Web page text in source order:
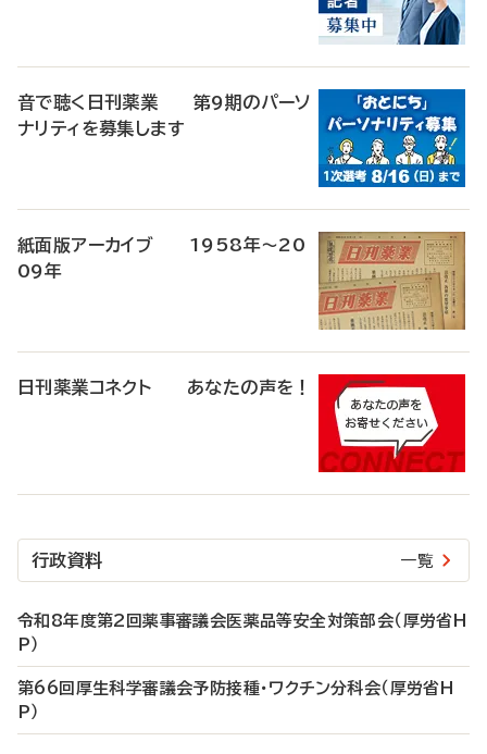
音で聴く日刊薬業 第9期のパーソ
ナリティを募集します
紙面版アーカイブ 1958年～20
09年
日刊薬業コネクト あなたの声を！
行政資料 一覧
令和8年度第2回薬事審議会医薬品等安全対策部会（厚労省H
P）
第66回厚生科学審議会予防接種・ワクチン分科会（厚労省H
P）